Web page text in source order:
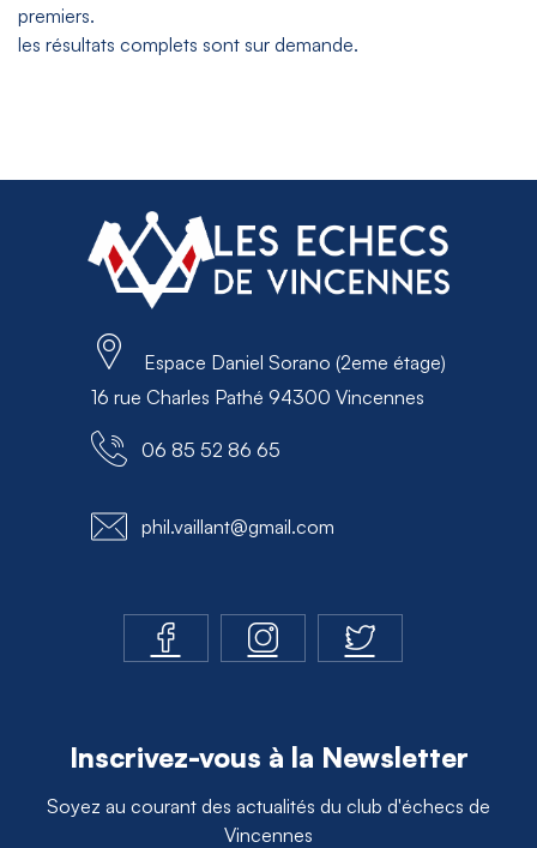
premiers.
les résultats complets sont sur demande.
Espace Daniel Sorano (2eme étage)
16 rue Charles Pathé 94300 Vincennes
06 85 52 86 65
phil.vaillant@gmail.com
Inscrivez-vous à la Newsletter
Soyez au courant des actualités du club d'échecs de
Vincennes